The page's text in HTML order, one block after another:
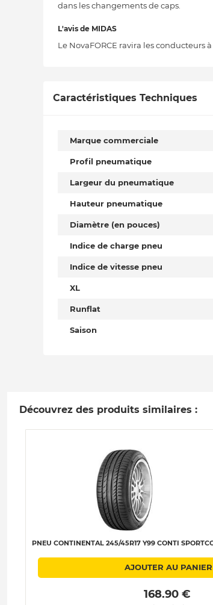
dans les changements de caps.
L'avis de MIDAS
Le NovaFORCE ravira les
Caractéristiques Techniques
Marque commerciale
Profil pneumatique
Largeur du pneumatique
Hauteur pneumatique
Diamètre (en pouces)
Indice de charge pneu
Indice de vitesse pneu
XL
Runflat
Saison
Découvrez des produits similaires :
PNEU CONTINENTAL 245/45R17 Y99 CONTI
AJOUTER AU PANIER
168.90 €